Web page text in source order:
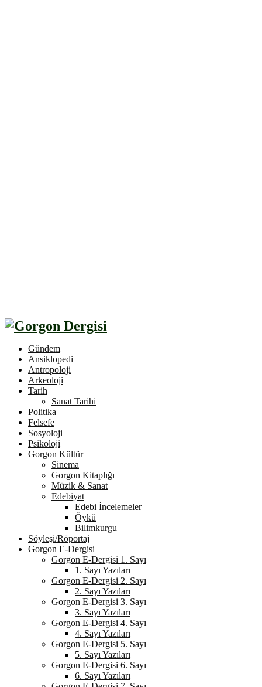
Gündem
Ansiklopedi
Antropoloji
Arkeoloji
Tarih
Sanat Tarihi
Politika
Felsefe
Sosyoloji
Psikoloji
Gorgon Kültür
Sinema
Gorgon Kitaplığı
Müzik & Sanat
Edebiyat
Edebi İncelemeler
Öykü
Bilimkurgu
Söyleşi/Röportaj
Gorgon E-Dergisi
Gorgon E-Dergisi 1. Sayı
1. Sayı Yazıları
Gorgon E-Dergisi 2. Sayı
2. Sayı Yazıları
Gorgon E-Dergisi 3. Sayı
3. Sayı Yazıları
Gorgon E-Dergisi 4. Sayı
4. Sayı Yazıları
Gorgon E-Dergisi 5. Sayı
5. Sayı Yazıları
Gorgon E-Dergisi 6. Sayı
6. Sayı Yazıları